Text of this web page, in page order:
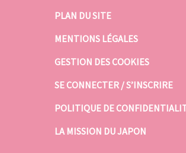
PLAN DU SITE
MENTIONS LÉGALES
GESTION DES COOKIES
SE CONNECTER / S’INSCRIRE
POLITIQUE DE
LA MISSION DU JAPON